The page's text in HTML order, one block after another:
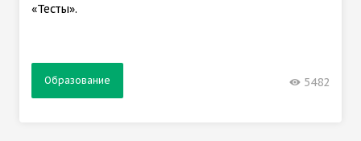
«Тесты».
Образование 5482